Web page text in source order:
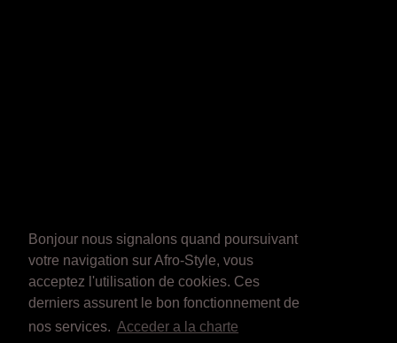
Bonjour nous signalons quand poursuivant
votre navigation sur Afro-Style, vous
acceptez l'utilisation de cookies. Ces
derniers assurent le bon fonctionnement de
nos services. Acceder a la charte